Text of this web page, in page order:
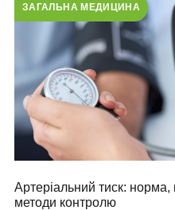
ЗАГАЛЬНА МЕДИЦИНА
Артеріальний тиск: норма,
методи контролю